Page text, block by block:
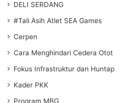
DELI SERDANG
#Tali Asih Atlet SEA Games
Cerpen
Cara Menghindari Cedera Otot
Fokus Infrastruktur dan Huntap
Kader PKK
Program MBG